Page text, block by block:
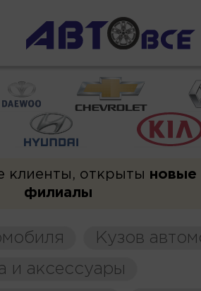
клиенты, открыты новые
филиалы
Кузов
и аксессуары